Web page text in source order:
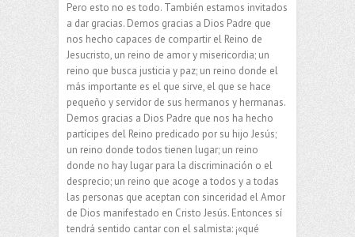
Pero esto no es todo. También estamos invitados
a dar gracias. Demos gracias a Dios Padre que
nos hecho capaces de compartir el Reino de
Jesucristo, un reino de amor y misericordia; un
reino que busca justicia y paz; un reino donde el
más importante es el que sirve, el que se hace
pequeño y servidor de sus hermanos y hermanas.
Demos gracias a Dios Padre que nos ha hecho
partícipes del Reino predicado por su hijo Jesús;
un reino donde todos tienen lugar; un reino
donde no hay lugar para la discriminación o el
desprecio; un reino que acoge a todos y a todas
las personas que aceptan con sinceridad el Amor
de Dios manifestado en Cristo Jesús. Entonces sí
tendrá sentido cantar con el salmista: ¡«qué